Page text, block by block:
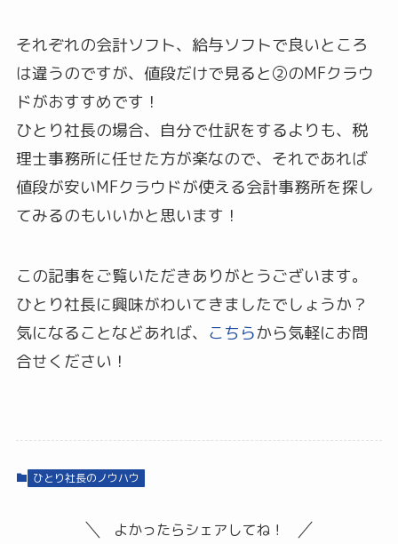
それぞれの会計ソフト、給与ソフトで良いところ
は違うのですが、値段だけで見ると②のMFクラウ
ドがおすすめです！
ひとり社長の場合、自分で仕訳をするよりも、税
理士事務所に任せた方が楽なので、それであれば
値段が安いMFクラウドが使える会計事務所を探し
てみるのもいいかと思います！
この記事をご覧いただきありがとうございます。
ひとり社長に興味がわいてきましたでしょうか？
気になることなどあれば、 こちらから気軽にお問
合せください！
ひとり社長のノウハウ
よかったらシェアしてね！